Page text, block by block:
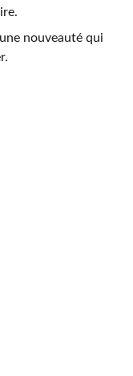
nouveauté qui